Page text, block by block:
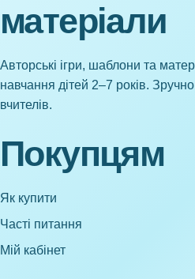
матеріали
Авторські ігри, шаблони та
навчання дітей 2–7 років.
вчителів.
Покупцям
Як купити
Часті питання
Мій кабінет